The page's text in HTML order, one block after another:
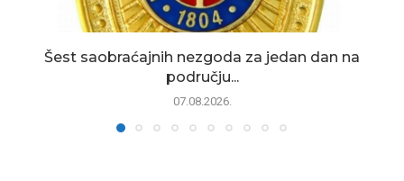
Šest saobraćajnih nezgoda za jedan dan na
području...
07.08.2026.